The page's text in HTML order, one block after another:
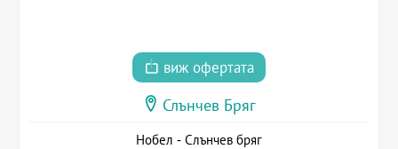
виж офертата
Слънчев Бряг
Нобел - Слънчев бряг